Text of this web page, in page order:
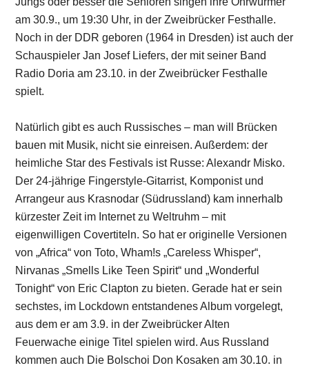
am 30.9., um 19:30 Uhr, in der Zweibrücker Festhalle.
Noch in der DDR geboren (1964 in Dresden) ist auch der
Schauspieler Jan Josef Liefers, der mit seiner Band
Radio Doria am 23.10. in der Zweibrücker Festhalle
spielt.
Natürlich gibt es auch Russisches – man will Brücken
bauen mit Musik, nicht sie einreisen. Außerdem: der
heimliche Star des Festivals ist Russe: Alexandr Misko.
Der 24-jährige Fingerstyle-Gitarrist, Komponist und
Arrangeur aus Krasnodar (Südrussland) kam innerhalb
kürzester Zeit im Internet zu Weltruhm – mit
eigenwilligen Covertiteln. So hat er originelle Versionen
von „Africa“ von Toto, Wham!s „Careless Whisper“,
Nirvanas „Smells Like Teen Spirit“ und „Wonderful
Tonight“ von Eric Clapton zu bieten. Gerade hat er sein
sechstes, im Lockdown entstandenes Album vorgelegt,
aus dem er am 3.9. in der Zweibrücker Alten
Feuerwache einige Titel spielen wird. Aus Russland
kommen auch Die Bolschoi Don Kosaken am 30.10. in